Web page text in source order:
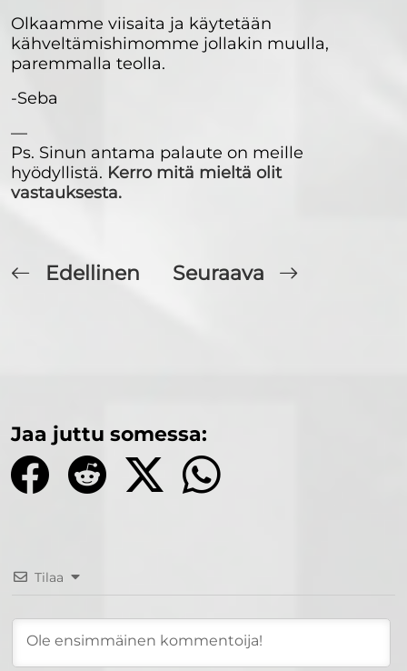
Olkaamme viisaita ja käytetään
kähveltämishimomme jollakin muulla,
paremmalla teolla.
-Seba
—
Ps. Sinun antama palaute on meille
hyödyllistä. Kerro mitä mieltä olit
vastauksesta.
Edellinen Seuraava
Jaa juttu somessa:
Tilaa